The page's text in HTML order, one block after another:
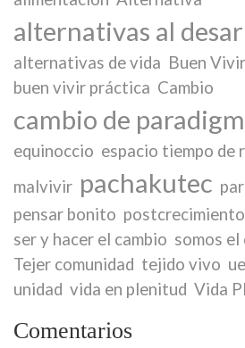
alternativas al
alternativas de vida Buen Vivir
buen vivir práctica Cambio
cambio de
equinoccio espacio tiempo de
malvivir pachakutec
pensar bonito postcrecimiento
ser y hacer el cambio somos el
Tejer comunidad tejido vivo
unidad vida en plenitud Vida
Comentarios